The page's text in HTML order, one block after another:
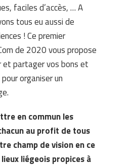
faciles d’accès, … A
tous eu aussi de
! Ce premier
de 2020 vous propose
et partager vos bons et
organiser un
en commun les
au profit de tous
champ de vision en ce
liégeois propices à